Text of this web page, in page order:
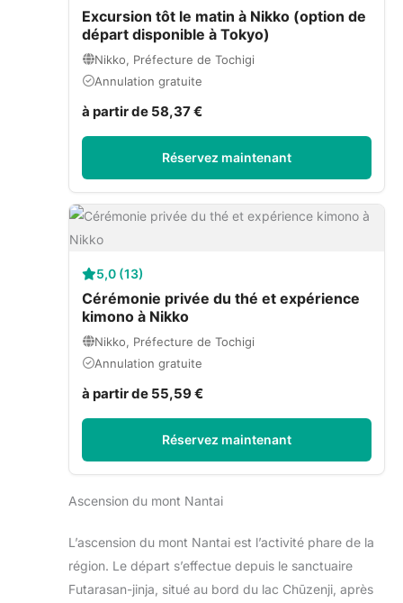
Excursion tôt le matin à Nikko (option de
départ disponible à Tokyo)
Nikko, Préfecture de Tochigi
Annulation gratuite
à partir de 58,37 €
Réservez maintenant
5,0 (13)
Cérémonie privée du thé et expérience
kimono à Nikko
Nikko, Préfecture de Tochigi
Annulation gratuite
à partir de 55,59 €
Réservez maintenant
Ascension du mont Nantai
L’ascension du mont Nantai est l’activité phare de la
région. Le départ s’effectue depuis le sanctuaire
Futarasan-jinja, situé au bord du lac Chūzenji, après